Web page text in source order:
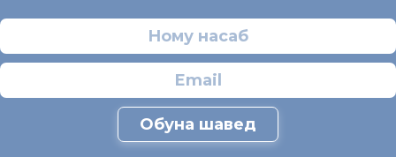
Обуна шавед